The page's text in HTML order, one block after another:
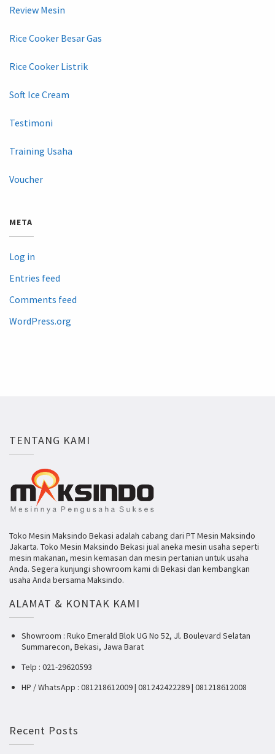
Review Mesin
Rice Cooker Besar Gas
Rice Cooker Listrik
Soft Ice Cream
Testimoni
Training Usaha
Voucher
META
Log in
Entries feed
Comments feed
WordPress.org
TENTANG KAMI
Toko Mesin Maksindo Bekasi adalah cabang dari PT Mesin Maksindo
Jakarta. Toko Mesin Maksindo Bekasi jual aneka mesin usaha seperti
mesin makanan, mesin kemasan dan mesin pertanian untuk usaha
Anda. Segera kunjungi showroom kami di Bekasi dan kembangkan
usaha Anda bersama Maksindo.
ALAMAT & KONTAK KAMI
Showroom : Ruko Emerald Blok UG No 52, Jl. Boulevard Selatan
Summarecon, Bekasi, Jawa Barat
Telp : 021-29620593
HP / WhatsApp : 081218612009 | 081242422289 | 081218612008
Recent Posts